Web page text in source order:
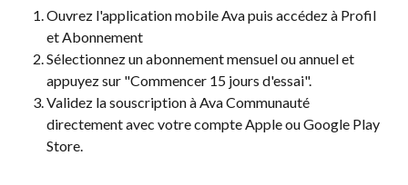
Ouvrez l'application mobile Ava puis accédez à Profil
et Abonnement
Sélectionnez un abonnement mensuel ou annuel et
appuyez sur "Commencer 15 jours d'essai".
Validez la souscription à Ava Communauté
directement avec votre compte Apple ou Google Play
Store.